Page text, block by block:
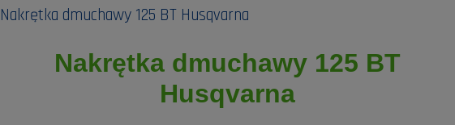
Nakrętka dmuchawy 125 BT Husqvarna
Nakrętka dmuchawy 125 BT
Husqvarna